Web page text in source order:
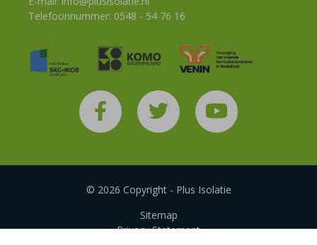
Telefoonnummer: 0548 - 54 76 16
© 2026 Copyright - Plus Isolatie
Sitemap
Privacy Statement